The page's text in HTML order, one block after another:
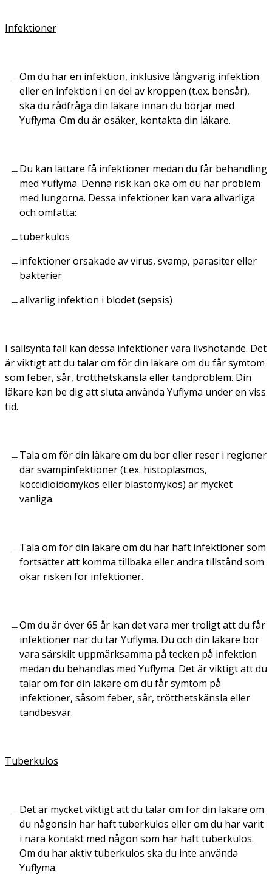
Infektioner
Om du har en infektion, inklusive långvarig infektion
eller en infektion i en del av kroppen (t.ex. bensår),
ska du rådfråga din läkare innan du börjar med
Yuflyma. Om du är osäker, kontakta din läkare.
Du kan lättare få infektioner medan du får behandling
med Yuflyma. Denna risk kan öka om du har problem
med lungorna. Dessa infektioner kan vara allvarliga
och omfatta:
tuberkulos
infektioner orsakade av virus, svamp, parasiter eller
bakterier
allvarlig infektion i blodet (sepsis)
I sällsynta fall kan dessa infektioner vara livshotande. Det
är viktigt att du talar om för din läkare om du får symtom
som feber, sår, trötthetskänsla eller tandproblem. Din
läkare kan be dig att sluta använda Yuflyma under en viss
tid.
Tala om för din läkare om du bor eller reser i regioner
där svampinfektioner (t.ex. histoplasmos,
koccidioidomykos eller blastomykos) är mycket
vanliga.
Tala om för din läkare om du har haft infektioner som
fortsätter att komma tillbaka eller andra tillstånd som
ökar risken för infektioner.
Om du är över 65 år kan det vara mer troligt att du får
infektioner när du tar Yuflyma. Du och din läkare bör
vara särskilt uppmärksamma på tecken på infektion
medan du behandlas med Yuflyma. Det är viktigt att du
talar om för din läkare om du får symtom på
infektioner, såsom feber, sår, trötthetskänsla eller
tandbesvär.
Tuberkulos
Det är mycket viktigt att du talar om för din läkare om
du någonsin har haft tuberkulos eller om du har varit
i nära kontakt med någon som har haft tuberkulos.
Om du har aktiv tuberkulos ska du inte använda
Yuflyma.